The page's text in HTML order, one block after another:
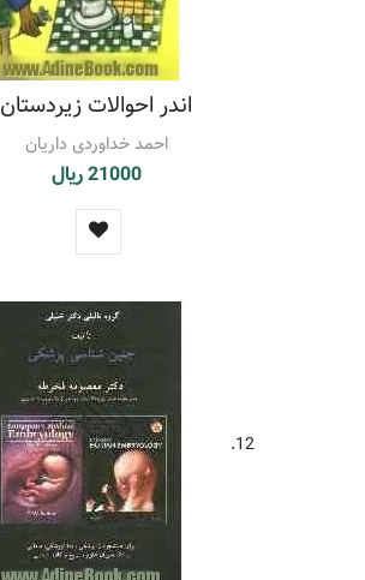
اندر احوالات زیردستان
احمد خداوردی داریان
21000 ریال
12.